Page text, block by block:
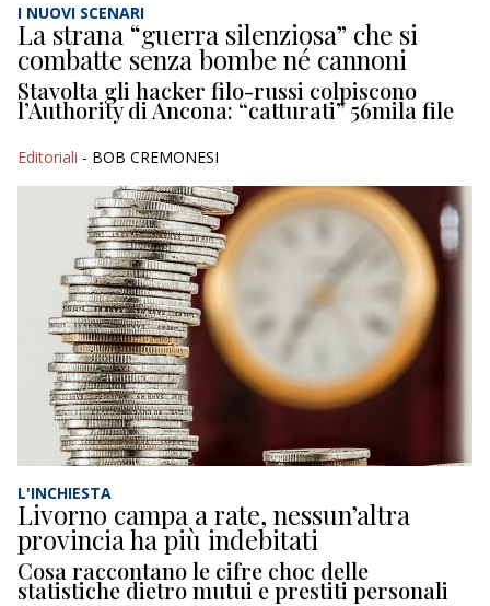
I NUOVI SCENARI
La strana “guerra silenziosa” che si
combatte senza bombe né cannoni
Stavolta gli hacker filo-russi colpiscono
l’Authority di Ancona: “catturati” 56mila file
Editoriali - BOB CREMONESI
L'INCHIESTA
Livorno campa a rate, nessun’altra
provincia ha più indebitati
Cosa raccontano le cifre choc delle
statistiche dietro mutui e prestiti personali